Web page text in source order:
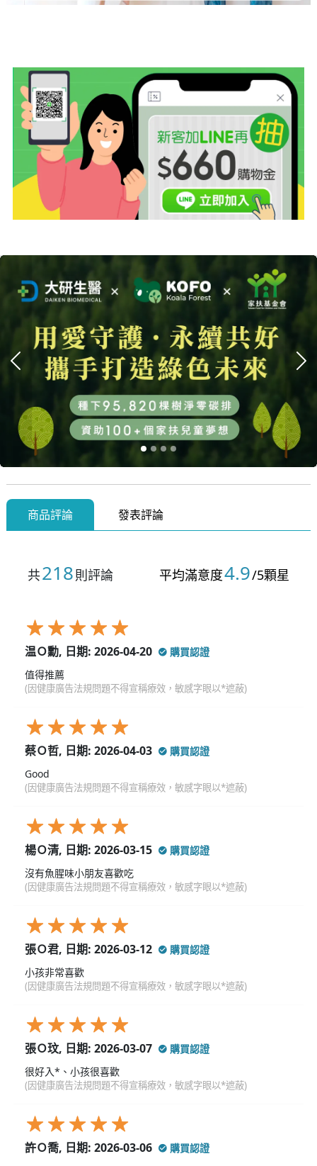
上一張 下
商品評論 發表評論
共218則評論 平均滿意度4.9/5顆星
温Ｏ勳, 日期: 2026-04-20
購買認證
值得推薦
(因健康廣告法規問題不得宣稱療效，敏感字眼以*遮蔽)
蔡Ｏ哲, 日期: 2026-04-03
購買認證
Good
(因健康廣告法規問題不得宣稱療效，敏感字眼以*遮蔽)
楊Ｏ清, 日期: 2026-03-15
購買認證
沒有魚腥味小朋友喜歡吃
(因健康廣告法規問題不得宣稱療效，敏感字眼以*遮蔽)
張Ｏ君, 日期: 2026-03-12
購買認證
小孩非常喜歡
(因健康廣告法規問題不得宣稱療效，敏感字眼以*遮蔽)
張Ｏ玟, 日期: 2026-03-07
購買認證
很好入*、小孩很喜歡
(因健康廣告法規問題不得宣稱療效，敏感字眼以*遮蔽)
許Ｏ喬, 日期: 2026-03-06 購買認證